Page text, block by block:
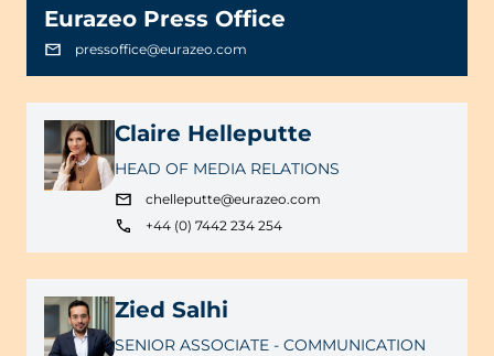
Eurazeo Press Office
pressoffice@eurazeo.com
Claire Helleputte
HEAD OF MEDIA RELATIONS
chelleputte@eurazeo.com
+44 (0) 7442 234 254
Zied Salhi
SENIOR ASSOCIATE - COMMUNICATION